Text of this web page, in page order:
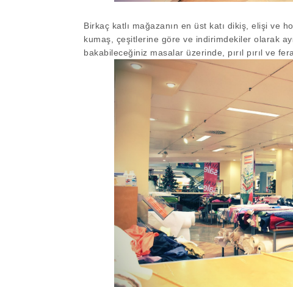
Birkaç katlı mağazanın en üst katı dikiş, elişi ve
kumaş, çeşitlerine göre ve indirimdekiler olarak
bakabileceğiniz masalar üzerinde, pırıl pırıl ve